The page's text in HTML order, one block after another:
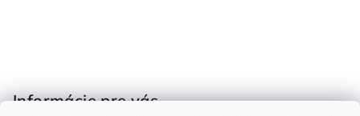
Informácie pre vás